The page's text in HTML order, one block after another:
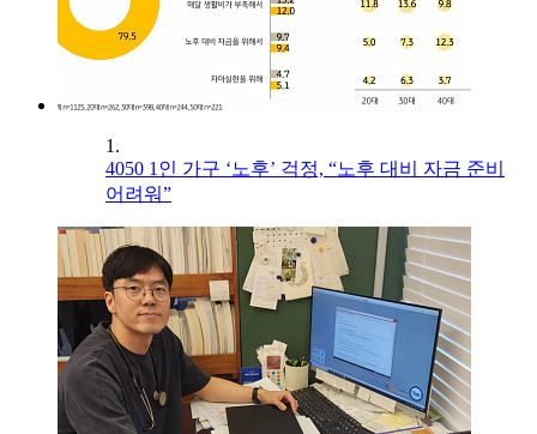
1.
4050 1인 가구 ‘노후’ 걱정, “노후 대비 자금 준비
어려워”